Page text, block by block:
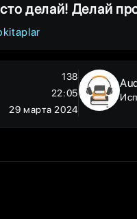
делай! Делай
138
22:05
29 марта 2024